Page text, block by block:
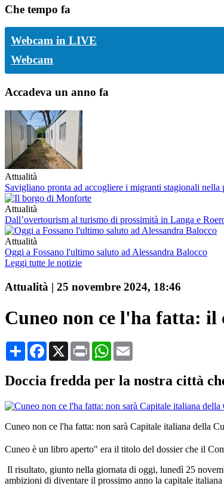
Che tempo fa
Webcam in LIVE
Webcam
Accadeva un anno fa
Attualità
Savigliano pronta ad accogliere i migranti stagionali nella
Attualità
Dall’overtourism al turismo di prossimità in Langa e
Attualità
Oggi a Fossano l'ultimo saluto ad Alessandra Balocco
Leggi tutte le notizie
Attualità | 25 novembre 2024, 18:46
Cuneo non ce l'ha fatta: il
CondividiFacebook
X Print WhatsApp
Doccia fredda per la nostra città
Cuneo non ce l'ha fatta: non sarà Capitale italiana della
Cuneo è un libro aperto" era il titolo del dossier che il
Il risultato, giunto nella giornata di oggi, lunedì 25
ambizioni di diventare il prossimo anno la capitale